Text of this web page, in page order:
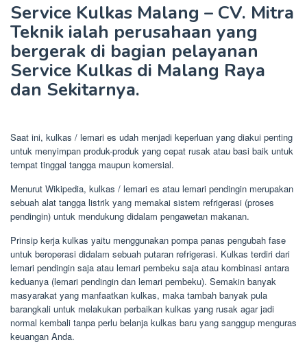
Service Kulkas Malang – CV. Mitra
Teknik ialah perusahaan yang
bergerak di bagian pelayanan
Service Kulkas di Malang Raya
dan Sekitarnya.
Saat ini, kulkas / lemari es udah menjadi keperluan yang diakui penting
untuk menyimpan produk-produk yang cepat rusak atau basi baik untuk
tempat tinggal tangga maupun komersial.
Menurut Wikipedia, kulkas / lemari es atau lemari pendingin merupakan
sebuah alat tangga listrik yang memakai sistem refrigerasi (proses
pendingin) untuk mendukung didalam pengawetan makanan.
Prinsip kerja kulkas yaitu menggunakan pompa panas pengubah fase
untuk beroperasi didalam sebuah putaran refrigerasi. Kulkas terdiri dari
lemari pendingin saja atau lemari pembeku saja atau kombinasi antara
keduanya (lemari pendingin dan lemari pembeku). Semakin banyak
masyarakat yang manfaatkan kulkas, maka tambah banyak pula
barangkali untuk melakukan perbaikan kulkas yang rusak agar jadi
normal kembali tanpa perlu belanja kulkas baru yang sanggup menguras
keuangan Anda.